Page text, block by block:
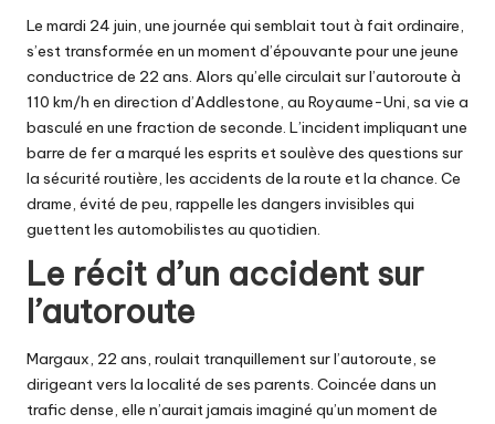
Le mardi 24 juin, une journée qui semblait tout à fait ordinaire,
s’est transformée en un moment d’épouvante pour une jeune
conductrice de 22 ans. Alors qu’elle circulait sur l’autoroute à
110 km/h en direction d’Addlestone, au Royaume-Uni, sa vie a
basculé en une fraction de seconde. L’incident impliquant une
barre de fer a marqué les esprits et soulève des questions sur
la sécurité routière, les accidents de la route et la chance. Ce
drame, évité de peu, rappelle les dangers invisibles qui
guettent les automobilistes au quotidien.
Le récit d’un accident sur
l’autoroute
Margaux, 22 ans, roulait tranquillement sur l’autoroute, se
dirigeant vers la localité de ses parents. Coincée dans un
trafic dense, elle n’aurait jamais imaginé qu’un moment de